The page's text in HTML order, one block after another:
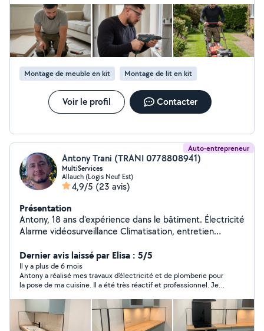
appliqué dans mon travail. J'accorde une grande
importance à la qualité des finitions et à la satisfaction
du client. Je travaille rapidement, efficacement et
toujours avec soin. Je propose des tarifs accessibles et
adaptés selon les projets, tout en garantissant un travail
propre et durable. Je peux me déplacer rapidement et
m'adapter à vos disponibilités. N'hésitez pas à me
contacter pour discuter de votre projet
Montage de meuble en kit Montage de lit en kit
Voir le profil Contacter
Auto-entrepreneur
Antony Trani (TRANI 0778808941)
MultiServices
Allauch (Logis Neuf Est)
4,9/5 (23 avis)
Présentation
Antony, 18 ans d'expérience dans le bâtiment. Électricité
Alarme vidéosurveillance Climatisation, entretien
karcher professionnel pour pac et climatisation) Vmc
Plomberie Salle de bain Placo Peinture Démolition
évacuation Montage de meubles (dressing, cuisine
complète) Installation de moustiquaires, volets roulants
sur mesures Nettoyage toiture / façade / terrasse
traitement anti-mousse et hydrofuge Jardin Taille de
haies Débroussaillage Tonte de pelouse Entretien Etc..
Dernier avis laissé par Elisa : 5/5
Il y a plus de 6 mois
Antony a réalisé mes travaux d'électricité et de plomberie pour
la pose de ma cuisine. Il a été très réactif et professionnel. Je
le recontacter pour d'autres projets.